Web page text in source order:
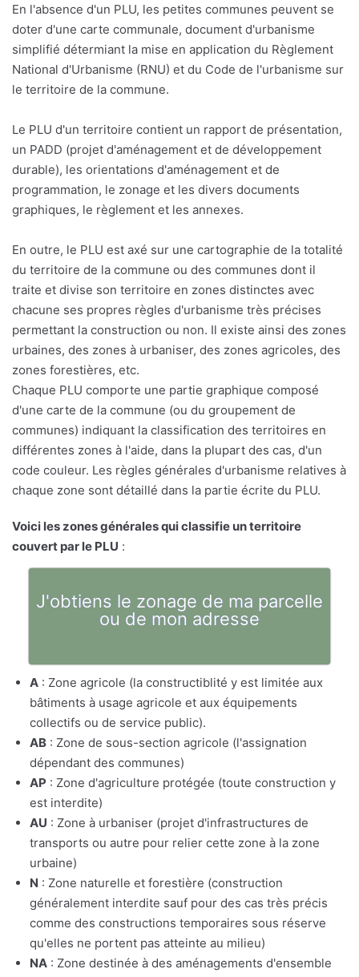
En l'absence d'un PLU, les petites communes peuvent se
doter d'une carte communale, document d'urbanisme
simplifié détermiant la mise en application du Règlement
National d'Urbanisme (RNU) et du Code de l'urbanisme sur
le territoire de la commune.
Le PLU d'un territoire contient un rapport de présentation,
un PADD (projet d'aménagement et de développement
durable), les orientations d'aménagement et de
programmation, le zonage et les divers documents
graphiques, le règlement et les annexes.
En outre, le PLU est axé sur une cartographie de la totalité
du territoire de la commune ou des communes dont il
traite et divise son territoire en zones distinctes avec
chacune ses propres règles d'urbanisme très précises
permettant la construction ou non. Il existe ainsi des zones
urbaines, des zones à urbaniser, des zones agricoles, des
zones forestières, etc.
Chaque PLU comporte une partie graphique composé
d'une carte de la commune (ou du groupement de
communes) indiquant la classification des territoires en
différentes zones à l'aide, dans la plupart des cas, d'un
code couleur. Les règles générales d'urbanisme relatives à
chaque zone sont détaillé dans la partie écrite du PLU.
Voici les zones générales qui classifie un territoire
couvert par le PLU :
J'obtiens le zonage de ma parcelle
ou de mon adresse
A : Zone agricole (la constructiblité y est limitée aux
bâtiments à usage agricole et aux équipements
collectifs ou de service public).
AB : Zone de sous-section agricole (l'assignation
dépendant des communes)
AP : Zone d'agriculture protégée (toute construction y
est interdite)
AU : Zone à urbaniser (projet d'infrastructures de
transports ou autre pour relier cette zone à la zone
urbaine)
N : Zone naturelle et forestière (construction
généralement interdite sauf pour des cas très précis
comme des constructions temporaires sous réserve
qu'elles ne portent pas atteinte au milieu)
NA : Zone destinée à des aménagements d'ensemble